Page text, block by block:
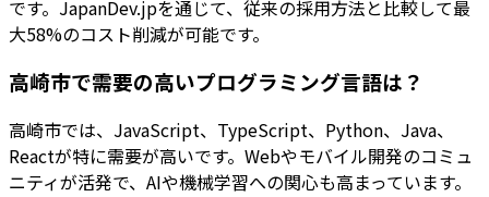
です。JapanDev.jpを通じて、従来の採用方法と比較して最
大58%のコスト削減が可能です。
高崎市で需要の高いプログラミング言語は？
高崎市では、JavaScript、TypeScript、Python、Java、
Reactが特に需要が高いです。Webやモバイル開発のコミュ
ニティが活発で、AIや機械学習への関心も高まっています。